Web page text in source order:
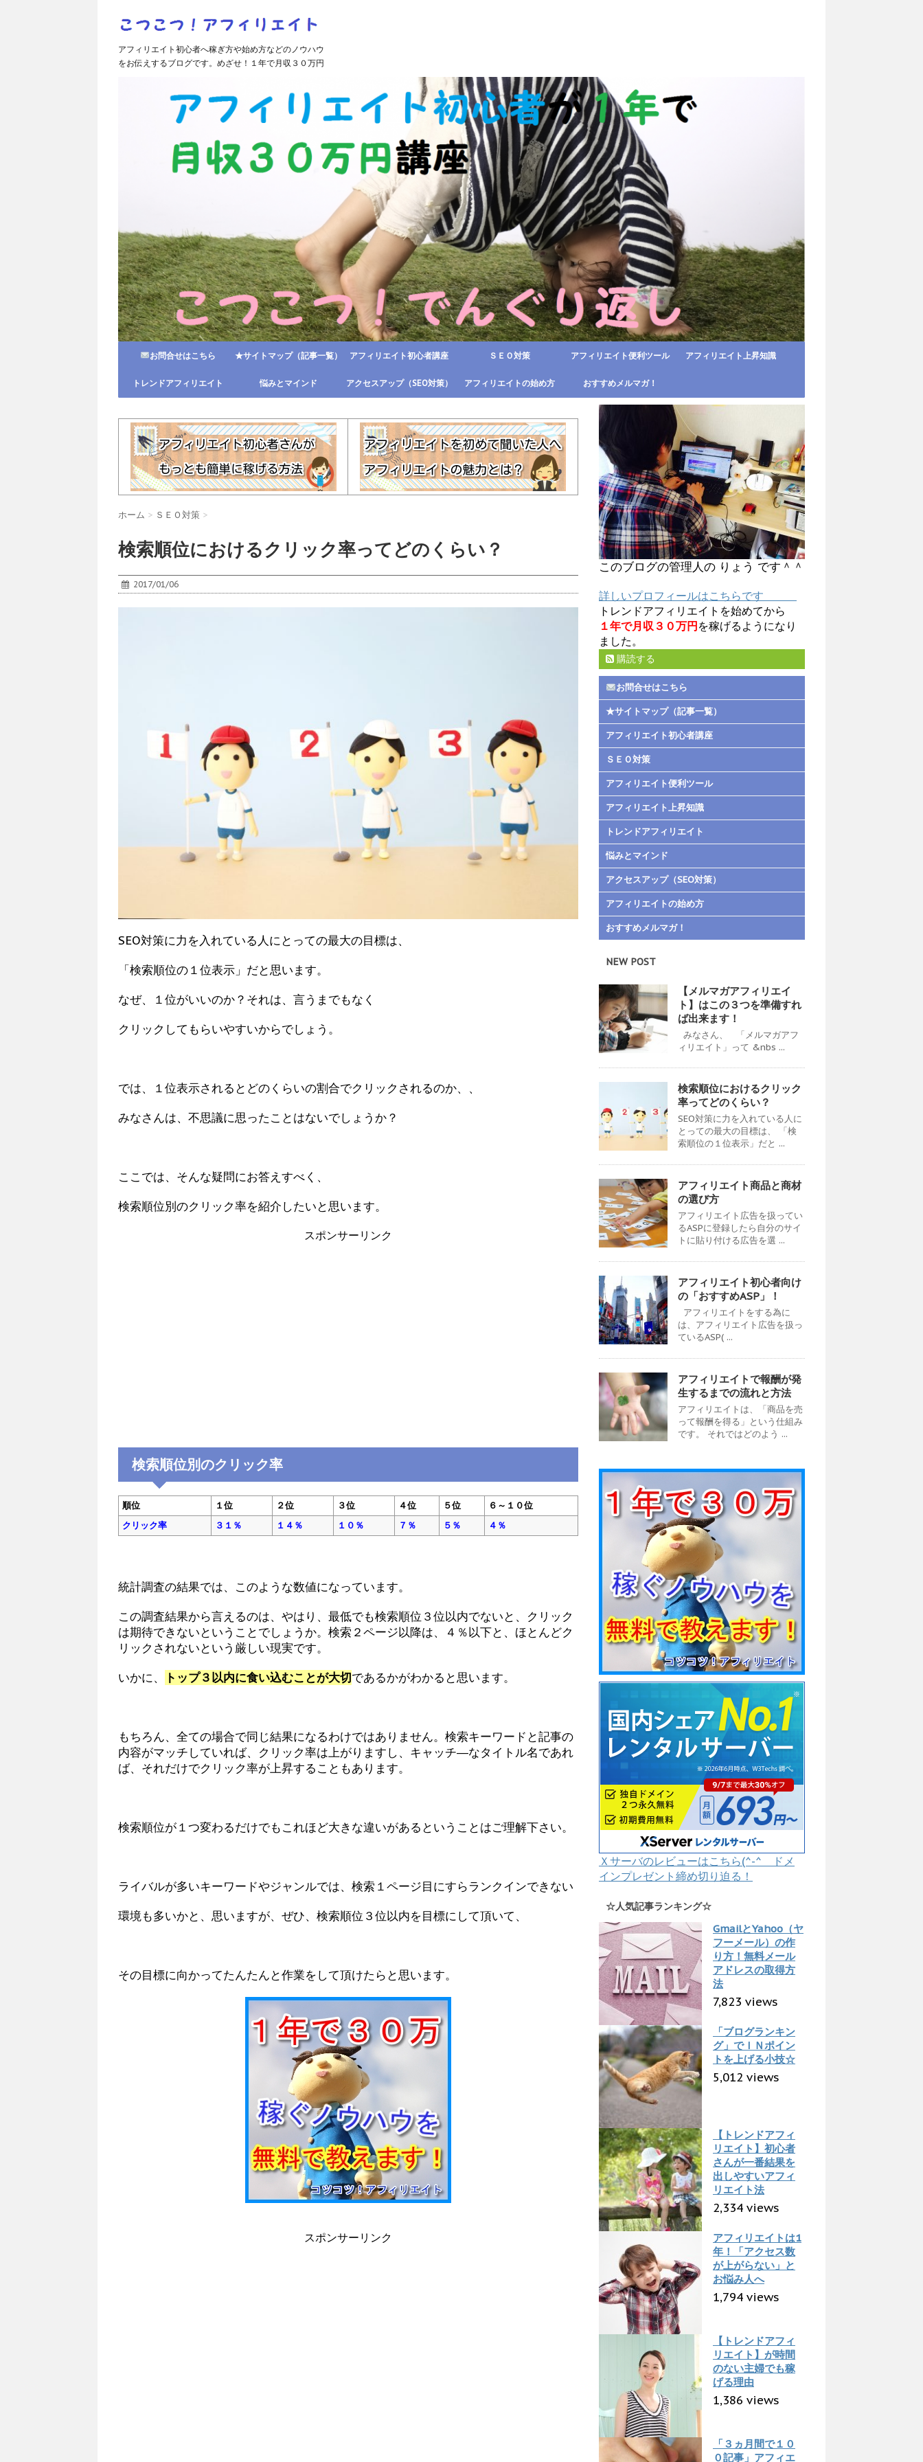
アフィリエイト初心者へ稼ぎ方や始め方などのノウハウ
をお伝えするブログです。めざせ！１年で月収３０万円
お問合せはこちら ★サイトマップ（記事一覧） アフィリエイト初心者講座 ＳＥＯ対策 アフィリエイト便利ツール アフィリエイト上昇知識
トレンドアフィリエイト 悩みとマインド アクセスアップ（SEO対策） アフィリエイトの始め方 おすすめメルマガ！
ホーム > ＳＥＯ対策 >
検索順位におけるクリック率ってどのくらい？
2017/01/06
SEO対策に力を入れている人にとっての最大の目標は、
「検索順位の１位表示」だと思います。
なぜ、１位がいいのか？それは、言うまでもなく
クリックしてもらいやすいからでしょう。
では、１位表示されるとどのくらいの割合でクリックされるのか、、
みなさんは、不思議に思ったことはないでしょうか？
ここでは、そんな疑問にお答えすべく、
検索順位別のクリック率を紹介したいと思います。
スポンサーリンク
検索順位別のクリック率
順位 １位 ２位 ３位 ４位 ５位
６～１０位
クリック率
３１％ １４％ １０％ ７％ ５％ ４％
統計調査の結果では、このような数値になっています。
この調査結果から言えるのは、やはり、最低でも検索順位３位以内でないと、クリック
は期待できないということでしょうか。検索２ページ以降は、４％以下と、ほとんどク
リックされないという厳しい現実です。
いかに、
トップ３以内に食い込むことが大切であるかがわかると思います。
もちろん、全ての場合で同じ結果になるわけではありません。検索キーワードと記事の
内容がマッチしていれば、クリック率は上がりますし、キャッチ―なタイトル名であれ
ば、それだけでクリック率が上昇することもあります。
検索順位が１つ変わるだけでもこれほど大きな違いがあるということはご理解下さい。
ライバルが多いキーワードやジャンルでは、検索１ページ目にすらランクインできない
環境も多いかと、思いますが、ぜひ、検索順位３位以内を目標にして頂いて、
その目標に向かってたんたんと作業をして頂けたらと思います。
スポンサーリンク
このブログの管理人の りょう です＾＾
詳しいプロフィールはこちらです
トレンドアフィリエイトを始めてから
１年で月収３０万円 を稼げるようになり
ました。
購読する
お問合せはこちら
★サイトマップ（記事一覧）
アフィリエイト初心者講座
ＳＥＯ対策
アフィリエイト便利ツール
アフィリエイト上昇知識
トレンドアフィリエイト
悩みとマインド
アクセスアップ（SEO対策）
アフィリエイトの始め方
おすすめメルマガ！
NEW POST
【メルマガアフィリエイ
ト】はこの３つを準備すれ
ば出来ます！
みなさん、 「メルマガアフ
ィリエイト」って &nbs ...
検索順位におけるクリック
率ってどのくらい？
SEO対策に力を入れている人に
とっての最大の目標は、 「検
索順位の１位表示」だと ...
アフィリエイト商品と商材
の選び方
アフィリエイト広告を扱ってい
るASPに登録したら自分のサイ
トに貼り付ける広告を選 ...
アフィリエイト初心者向け
の「おすすめASP」！
アフィリエイトをする為に
は、アフィリエイト広告を扱っ
ているASP( ...
アフィリエイトで報酬が発
生するまでの流れと方法
アフィリエイトは、「商品を売
って報酬を得る」という仕組み
です。 それではどのよう ...
Ｘサーバのレビューはこちら(^-^ ドメ
インプレゼント締め切り迫る！
☆人気記事ランキング☆
GmailとYahoo（ヤ
フーメール）の作
り方！無料メール
アドレスの取得方
法
7,823 views
「ブログランキン
グ」でＩＮポイン
トを上げる小技☆
5,012 views
【トレンドアフィ
リエイト】初心者
さんが一番結果を
出しやすいアフィ
リエイト法
2,334 views
アフィリエイトは1
年！「アクセス数
が上がらない」と
お悩み人へ
1,794 views
【トレンドアフィ
リエイト】が時間
のない主婦でも稼
げる理由
1,386 views
「３ヵ月間で１０
０記事」アフィエ